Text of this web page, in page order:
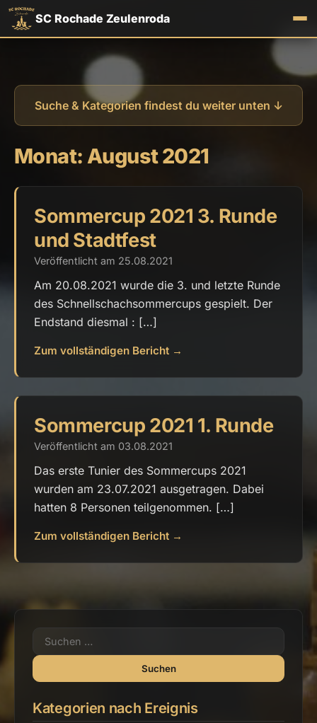
SC Rochade Zeulenroda
Suche & Kategorien findest du weiter unten ↓
Monat: August 2021
Sommercup 2021 3. Runde
und Stadtfest
Veröffentlicht am 25.08.2021
Am 20.08.2021 wurde die 3. und letzte Runde
des Schnellschachsommercups gespielt. Der
Endstand diesmal : […]
Zum vollständigen Bericht →
Sommercup 2021 1. Runde
Veröffentlicht am 03.08.2021
Das erste Tunier des Sommercups 2021
wurden am 23.07.2021 ausgetragen. Dabei
hatten 8 Personen teilgenommen. […]
Zum vollständigen Bericht →
Suchen
nach:
Kategorien nach Ereignis